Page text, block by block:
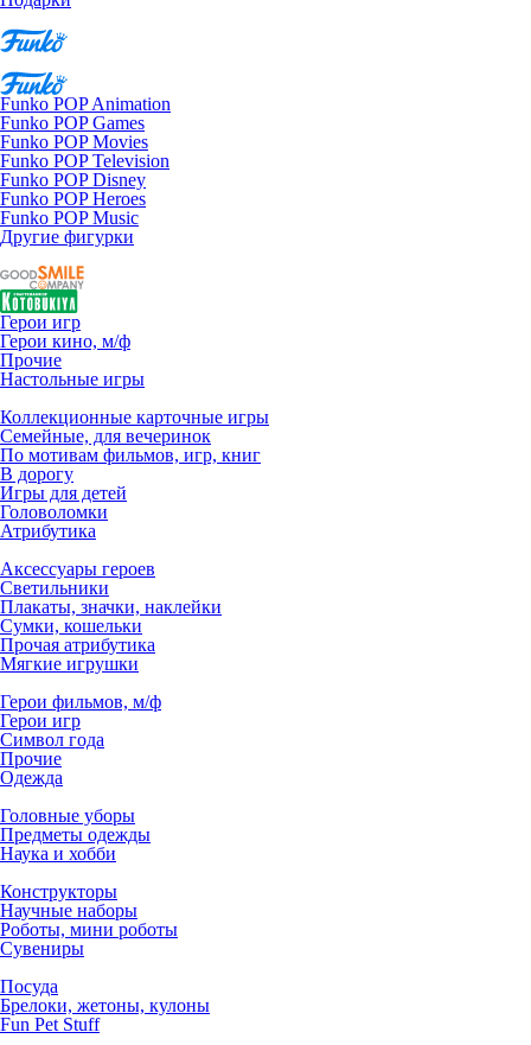
Funko POP Animation
Funko POP Games
Funko POP Movies
Funko POP Television
Funko POP Disney
Funko POP Heroes
Funko POP Music
Другие фигурки
Герои игр
Герои кино, м/ф
Прочие
Настольные игры
Коллекционные карточные игры
Семейные, для вечеринок
По мотивам фильмов, игр, книг
В дорогу
Игры для детей
Головоломки
Атрибутика
Аксессуары героев
Светильники
Плакаты, значки, наклейки
Сумки, кошельки
Прочая атрибутика
Мягкие игрушки
Герои фильмов, м/ф
Герои игр
Символ года
Прочие
Одежда
Головные уборы
Предметы одежды
Наука и хобби
Конструкторы
Научные наборы
Роботы, мини роботы
Сувениры
Посуда
Брелоки, жетоны, кулоны
Fun Pet Stuff